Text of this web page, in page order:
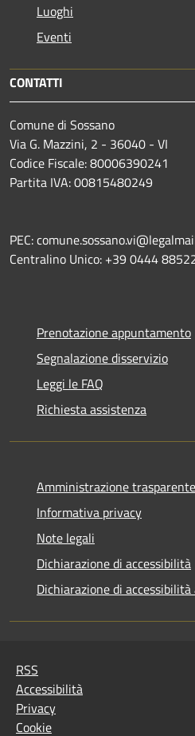
Luoghi
Eventi
CONTATTI
Comune di Sossano
Via G. Mazzini, 2 - 36040 - VI
Codice Fiscale: 80006390241
Partita IVA: 00815480249
PEC:
Centralino Unico: +39 0444
Prenotazione appuntamento
Segnalazione disservizio
Leggi le FAQ
Richiesta assistenza
Amministrazione trasparente
Informativa privacy
Note legali
Dichiarazione di accessibilità
Dichiarazione di
RSS
Accessibilità
Privacy
Cookie